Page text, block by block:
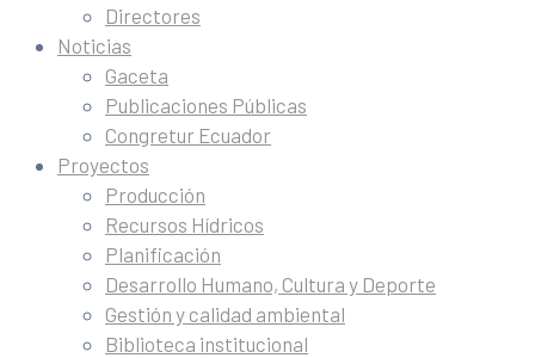
Directores
Noticias
Gaceta
Publicaciones Públicas
Congretur Ecuador
Proyectos
Producción
Recursos Hídricos
Planificación
Desarrollo Humano, Cultura y Deporte
Gestión y calidad ambiental
Biblioteca institucional